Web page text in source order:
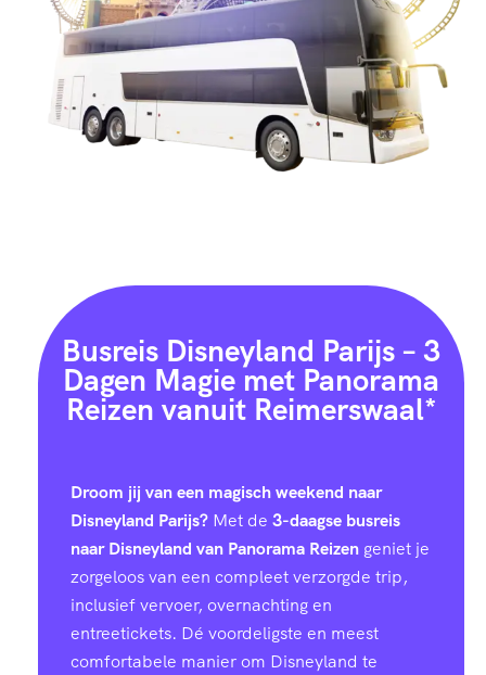
Busreis Disneyland Parijs – 3
Dagen Magie met Panorama
Reizen vanuit Reimerswaal*
Droom jij van een magisch weekend naar
Disneyland Parijs? Met de 3-daagse busreis
naar Disneyland van Panorama Reizen geniet je
zorgeloos van een compleet verzorgde trip,
inclusief vervoer, overnachting en
entreetickets. Dé voordeligste en meest
comfortabele manier om Disneyland te